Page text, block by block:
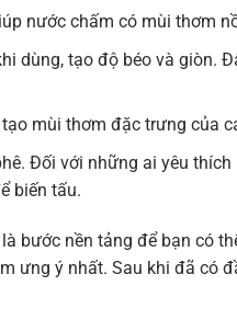
nước chấm có mùi thơm
dùng, tạo độ béo và giòn.
mùi thơm đặc trưng của
Đối với những ai yêu
biến tấu.
bước nền tảng để bạn có
ưng ý nhất. Sau khi đã có